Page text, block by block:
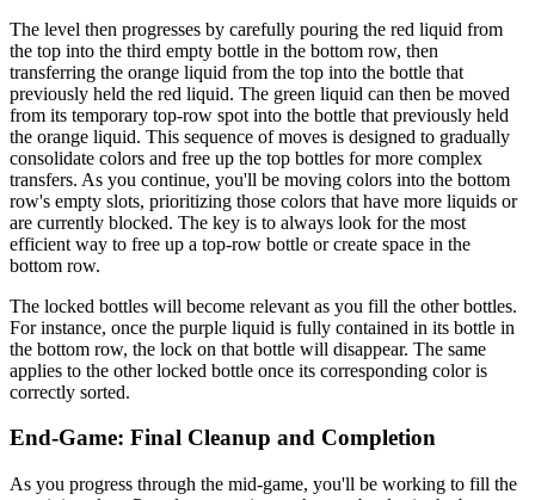
The level then progresses by carefully pouring the red liquid from
the top into the third empty bottle in the bottom row, then
transferring the orange liquid from the top into the bottle that
previously held the red liquid. The green liquid can then be moved
from its temporary top-row spot into the bottle that previously held
the orange liquid. This sequence of moves is designed to gradually
consolidate colors and free up the top bottles for more complex
transfers. As you continue, you'll be moving colors into the bottom
row's empty slots, prioritizing those colors that have more liquids or
are currently blocked. The key is to always look for the most
efficient way to free up a top-row bottle or create space in the
bottom row.
The locked bottles will become relevant as you fill the other bottles.
For instance, once the purple liquid is fully contained in its bottle in
the bottom row, the lock on that bottle will disappear. The same
applies to the other locked bottle once its corresponding color is
correctly sorted.
End-Game: Final Cleanup and Completion
As you progress through the mid-game, you'll be working to fill the